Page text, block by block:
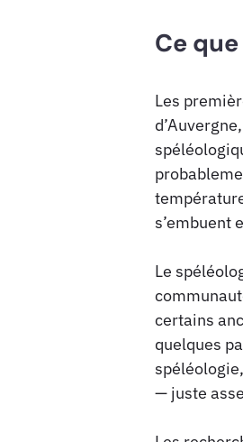
Ce
Les
s’embuent
Le
certains
quelques
— juste